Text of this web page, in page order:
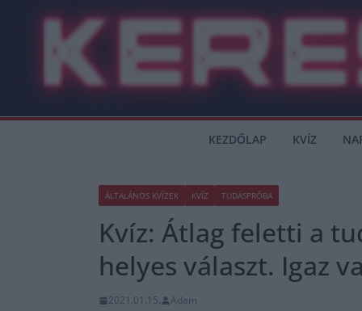
KEZDŐLAP KVÍZ
ÁLTALÁNOS KVÍZEK KVÍZ TUDÁSPRÓBA
Kvíz: Átlag feletti a
helyes választ. Igaz
2021.01.15.
Adam